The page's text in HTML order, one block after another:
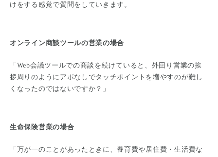
けをする感覚で質問をしていきます。
オンライン商談ツールの営業の場合
「Web会議ツールでの商談を続けていると、外回り営業の挨
拶周りのようにアポなしでタッチポイントを増やすのが難し
くなったのではないですか？」
生命保険営業の場合
「万が一のことがあったときに、養育費や居住費・生活費な